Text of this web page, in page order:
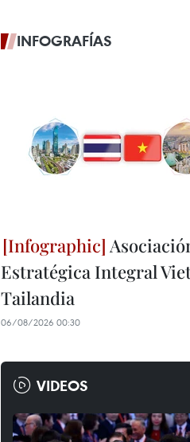
INFOGRAFÍAS
Estratégica Integral
Tailandia
06/08/2026 00:30
VIDEOS